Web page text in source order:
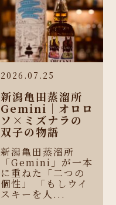
2026.07.25
新潟亀田蒸溜所
Gemini｜オロロ
ソ×ミズナラの
双子の物語
新潟亀田蒸溜所
「Gemini」が一本
に重ねた「二つの
個性」 「もしウイ
スキーを人...